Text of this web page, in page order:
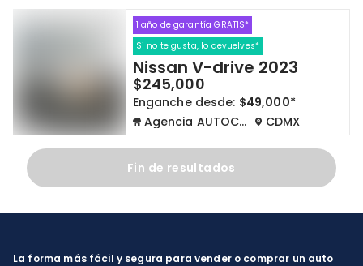
Cdmx y Edo Mex Querétaro
Con garantía
Borrar todo
1 año de garantía GRATIS*
Si no te gusta, lo devuelves*
Nissan V-drive 2023
$245,000
Enganche desde: $49,000*
Agencia AUTOCOM
CDMX
Fin de resultados
La forma más fácil y segura para vender o comprar un auto